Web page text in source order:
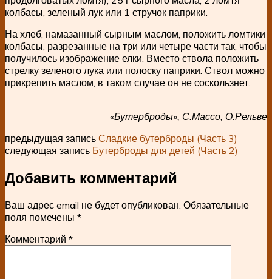
колбасы, зеленый лук или 1 стручок паприки.
На хлеб, намазанный сырным маслом, положить ломтики
колбасы, разрезанные на три или четыре части так, чтобы
получилось изображение елки. Вместо ствола положить
стрелку зеленого лука или полоску паприки. Ствол можно
прикрепить маслом, в таком случае он не соскользнет.
«Бутерброды», С.Массо, О.Рельве
предыдущая запись Сладкие бутерброды (Часть 3)
следующая запись Бутерброды для детей (Часть 2)
Добавить комментарий
Ваш адрес email не будет опубликован. Обязательные
поля помечены *
Комментарий *